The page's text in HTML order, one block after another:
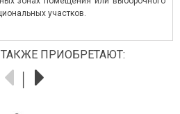
участков.
ПРИОБРЕТАЮТ: